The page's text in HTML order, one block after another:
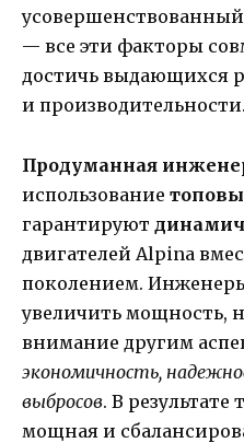
— все эти факторы
достичь выдающихся
и производительности.
Продуманная
использование
гарантируют
двигателей Alpina
поколением.
увеличить мощность,
внимание другим
экономичность,
выбросов. В результате
мощная и